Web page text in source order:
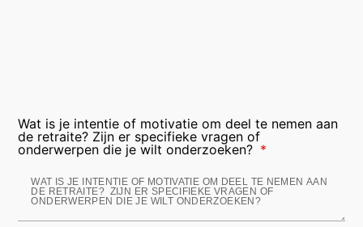
Wat is je intentie of motivatie om deel te nemen aan
de retraite? Zijn er specifieke vragen of
onderwerpen die je wilt onderzoeken?